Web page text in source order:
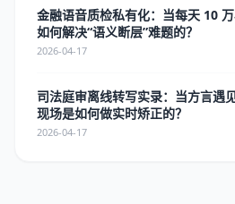
金融语音质检私有化：当每天 10
如何解决“语义断层”难题的？
2026-04-17
司法庭审离线转写实录：当方言遇
现场是如何做实时矫正的？
2026-04-17